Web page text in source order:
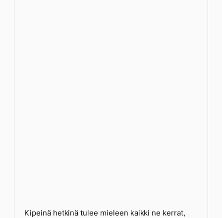
Kipeinä hetkinä tulee mieleen kaikki ne kerrat,